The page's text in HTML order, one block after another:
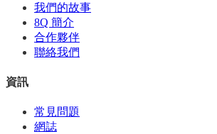
我們的故事
8Q 簡介
合作夥伴
聯絡我們
資訊
常見問題
網誌